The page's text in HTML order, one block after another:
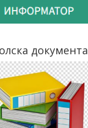
документа